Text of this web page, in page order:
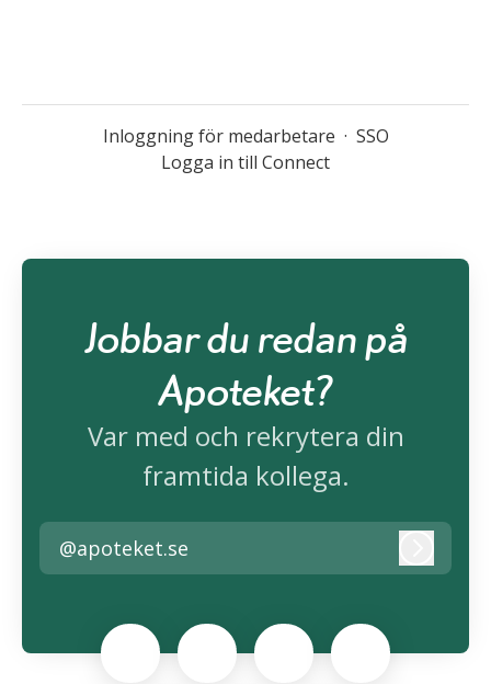
Inloggning för medarbetare · SSO
Logga in till Connect
Jobbar du redan på
Apoteket?
Var med och rekrytera din
framtida kollega.
@apoteket.se